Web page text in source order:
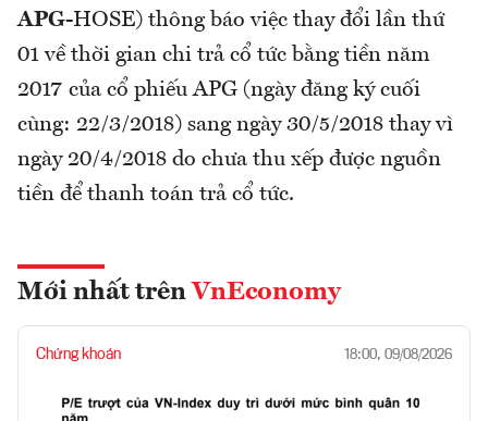
APG-HOSE) thông báo việc thay đổi lần thứ
01 về thời gian chi trả cổ tức bằng tiền năm
2017 của cổ phiếu APG (ngày đăng ký cuối
cùng: 22/3/2018) sang ngày 30/5/2018 thay vì
ngày 20/4/2018 do chưa thu xếp được nguồn
tiền để thanh toán trả cổ tức.
Mới nhất trên VnEconomy
Chứng khoán 18:00, 09/08/2026